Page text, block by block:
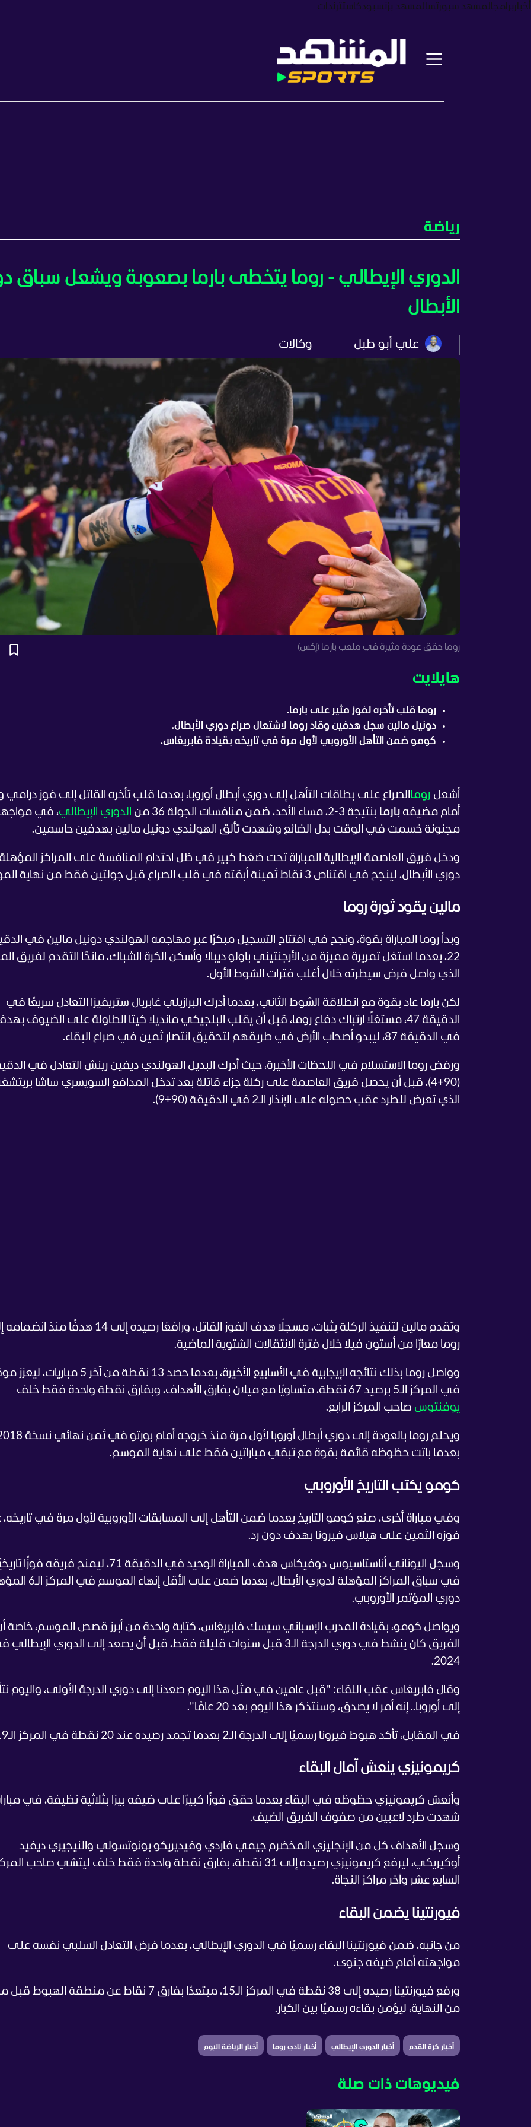
أخبار برامجالمشهد سبورتسالمشهد بزنسبودكاستترندات
رياضة
الدوري الإيطالي - روما يتخطى بارما بصعوبة ويشعل سباق
الأبطال
علي أبو طبل وكالات
روما حقق عودة مثيرة في ملعب بارما (إكس)
هايلايت
روما قلب تأخره لفوز مثير على بارما.
دونيل مالين سجل هدفين وقاد روما لاشتعال صراع دوري الأبطال.
كومو ضمن التأهل الأوروبي لأول مرة في تاريخه بقيادة فابريغاس.
أشعل روما الصراع على بطاقات التأهل إلى دوري أبطال أوروبا، بعدما قلب تأخره القاتل إلى فوز درامي
أمام مضيفه بارما بنتيجة 3-2، مساء الأحد، ضمن منافسات الجولة 36 من الدوري الإيطالي، في
مجنونة حُسمت في الوقت بدل الضائع وشهدت تألق الهولندي دونيل مالين بهدفين حاسمين.
ودخل فريق العاصمة الإيطالية المباراة تحت ضغط كبير في ظل احتدام المنافسة على المراكز
دوري الأبطال، لينجح في اقتناص 3 نقاط ثمينة أبقته في قلب الصراع قبل جولتين فقط من نهاية الموسم.
مالين يقود ثورة روما
وبدأ روما المباراة بقوة، ونجح في افتتاح التسجيل مبكرًا عبر مهاجمه الهولندي دونيل مالين في
22، بعدما استغل تمريرة مميزة من الأرجنتيني باولو ديبالا وأسكن الكرة الشباك، مانحًا التقدم لفريق
الذي واصل فرض سيطرته خلال أغلب فترات الشوط الأول.
لكن بارما عاد بقوة مع انطلاقة الشوط الثاني، بعدما أدرك البرازيلي غابريال ستريفيزا التعادل سريعًا في
الدقيقة 47، مستغلًا ارتباك دفاع روما، قبل أن يقلب البلجيكي مانديلا كيتا الطاولة على الضيوف
في الدقيقة 87، ليبدو أصحاب الأرض في طريقهم لتحقيق انتصار ثمين في صراع البقاء.
ورفض روما الاستسلام في اللحظات الأخيرة، حيث أدرك البديل الهولندي ديفين رينش التعادل في
(90+4)، قبل أن يحصل فريق العاصمة على ركلة جزاء قاتلة بعد تدخل المدافع السويسري ساشا
الذي تعرض للطرد عقب حصوله على الإنذار الـ2 في الدقيقة (90+9).
وتقدم مالين لتنفيذ الركلة بثبات، مسجلًا هدف الفوز القاتل، ورافعًا رصيده إلى 14 هدفًا
روما معارًا من أستون فيلا خلال فترة الانتقالات الشتوية الماضية.
وواصل روما بذلك نتائجه الإيجابية في الأسابيع الأخيرة، بعدما حصد 13 نقطة من آخر
في المركز الـ5 برصيد 67 نقطة، متساويًا مع ميلان بفارق الأهداف، وبفارق نقطة واحدة فقط خلف
يوفنتوس صاحب المركز الرابع.
بعدما باتت حظوظه قائمة بقوة مع تبقي مباراتين فقط على نهاية الموسم.
كومو يكتب التاريخ الأوروبي
وفي مباراة أخرى، صنع كومو التاريخ بعدما ضمن التأهل إلى المسابقات الأوروبية لأول مرة في
فوزه الثمين على هيلاس فيرونا بهدف دون رد.
وسجل اليوناني أناستاسيوس دوفيكاس هدف المباراة الوحيد في الدقيقة 71، ليمنح
في سباق المراكز المؤهلة لدوري
دوري المؤتمر الأوروبي.
ويواصل كومو، بقيادة المدرب الإسباني سيسك فابريغاس، كتابة واحدة من أبرز قصص الموسم، خاصة
الفريق كان ينشط في دوري الدرجة الـ3 قبل سنوات قليلة فقط، قبل أن يصعد إلى الدوري
2024.
وقال فابريغاس عقب اللقاء: "قبل عامين في مثل هذا اليوم صعدنا إلى دوري الدرجة الأولى، واليوم
إلى أوروبا.. إنه أمر لا يصدق، وسنتذكر هذا اليوم بعد 20 عامًا".
في المقابل، تأكد هبوط فيرونا رسميًا إلى الدرجة الـ2 بعدما تجمد رصيده عند 20 نقطة في المركز الـ19.
كريمونيزي ينعش آمال البقاء
وأنعش كريمونيزي حظوظه في البقاء بعدما حقق فوزًا كبيرًا على ضيفه بيزا بثلاثية نظيفة، في
شهدت طرد لاعبين من صفوف الفريق الضيف.
وسجل الأهداف كل من الإنجليزي المخضرم جيمي فاردي وفيديريكو بونوتسولي والنيجيري ديفيد
أوكيريكي، ليرفع كريمونيزي رصيده إلى 31 نقطة، بفارق نقطة واحدة فقط خلف ليتشي صاحب
السابع عشر وآخر مراكز النجاة.
فيورنتينا يضمن البقاء
من جانبه، ضمن فيورنتينا البقاء رسميًا في الدوري الإيطالي، بعدما فرض التعادل السلبي نفسه على
مواجهته أمام ضيفه جنوى.
ورفع فيورنتينا رصيده إلى 38 نقطة في المركز الـ15، مبتعدًا بفارق 7 نقاط عن منطقة
من النهاية، ليؤمن بقاءه رسميًا بين الكبار.
أخبار كرة القدم أخبار الدوري الإيطالي أخبار نادي روما أخبار الرياضة اليوم
فيديوهات ذات صلة